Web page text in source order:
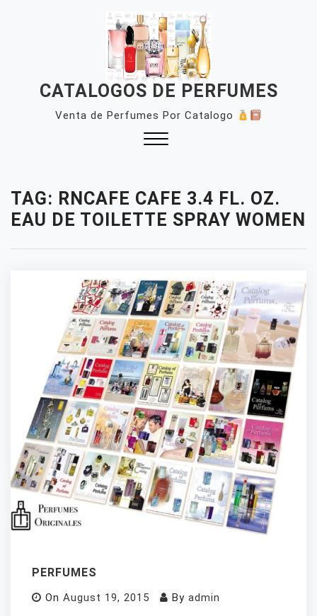
CATALOGOS DE PERFUMES
Venta de Perfumes Por Catalogo
TAG: RNCAFE CAFE 3.4 FL. OZ.
EAU DE TOILETTE SPRAY WOMEN
PERFUMES
On August 19, 2015 By admin